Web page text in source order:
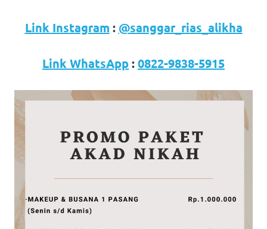
80%
Discount
watches.
click
fake
Get
the
Link Instagram : @sanggar_rias_alikha
Link WhatsApp:0822-9838-5915